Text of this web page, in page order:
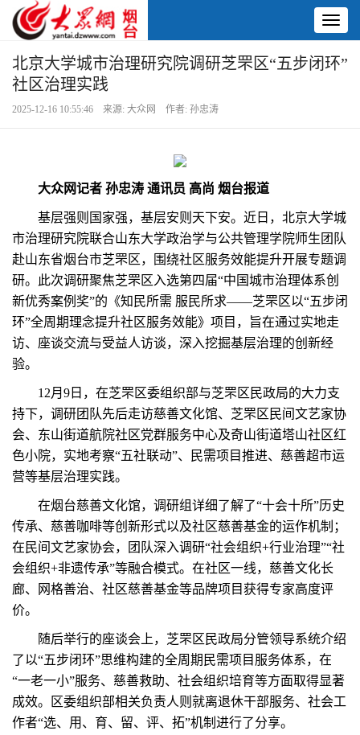
北京大学城市治理研究院调研芝罘区“五步闭环”
社区治理实践
2025-12-16 10:55:46 来源: 大众网 作者: 孙忠涛
大众网记者 孙忠涛 通讯员 高尚 烟台报道
基层强则国家强，基层安则天下安。近日，北京大学城
市治理研究院联合山东大学政治学与公共管理学院师生团队
赴山东省烟台市芝罘区，围绕社区服务效能提升开展专题调
研。此次调研聚焦芝罘区入选第四届“中国城市治理体系创
新优秀案例奖”的《知民所需 服民所求——芝罘区以“五步闭
环”全周期理念提升社区服务效能》项目，旨在通过实地走
访、座谈交流与受益人访谈，深入挖掘基层治理的创新经
验。
12月9日，在芝罘区委组织部与芝罘区民政局的大力支
持下，调研团队先后走访慈善文化馆、芝罘区民间文艺家协
会、东山街道航院社区党群服务中心及奇山街道塔山社区红
色小院，实地考察“五社联动”、民需项目推进、慈善超市运
营等基层治理实践。
在烟台慈善文化馆，调研组详细了解了“十会十所”历史
传承、慈善咖啡等创新形式以及社区慈善基金的运作机制；
在民间文艺家协会，团队深入调研“社会组织+行业治理”“社
会组织+非遗传承”等融合模式。在社区一线，慈善文化长
廊、网格善治、社区慈善基金等品牌项目获得专家高度评
价。
随后举行的座谈会上，芝罘区民政局分管领导系统介绍
了以“五步闭环”思维构建的全周期民需项目服务体系，在
“一老一小”服务、慈善救助、社会组织培育等方面取得显著
成效。区委组织部相关负责人则就离退休干部服务、社会工
作者“选、用、育、留、评、拓”机制进行了分享。